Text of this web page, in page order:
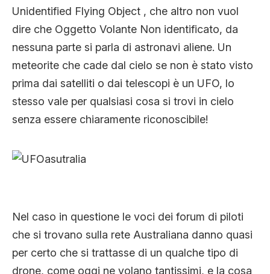
Unidentified Flying Object , che altro non vuol
dire che Oggetto Volante Non identificato, da
nessuna parte si parla di astronavi aliene. Un
meteorite che cade dal cielo se non è stato visto
prima dai satelliti o dai telescopi è un UFO, lo
stesso vale per qualsiasi cosa si trovi in cielo
senza essere chiaramente riconoscibile!
Nel caso in questione le voci dei forum di piloti
che si trovano sulla rete Australiana danno quasi
per certo che si trattasse di un qualche tipo di
drone, come oggi ne volano tantissimi, e la cosa